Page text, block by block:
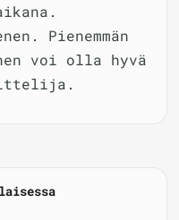
Pienemmän
voi olla hyvä